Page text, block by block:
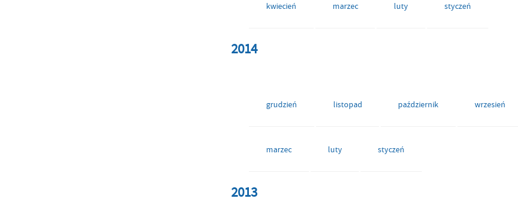
kwiecień marzec luty styczeń
2014
grudzień listopad październik wrzesień
marzec luty styczeń
2013